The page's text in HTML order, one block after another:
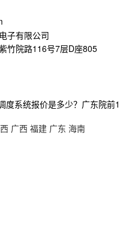
子有限公司
竹院路116号7层D座805
度系统报价是多少？广东院
广西 福建 广东 海南